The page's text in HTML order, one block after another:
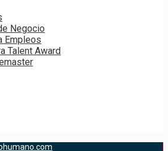
Negocio
Empleos
Talent Award